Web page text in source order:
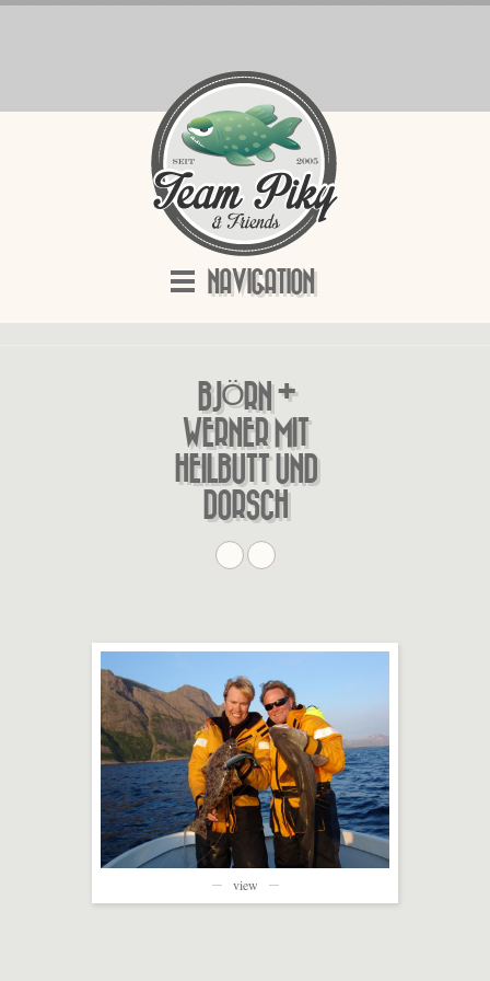
NAVIGATION
BJÖRN +
WERNER MIT
HEILBUTT UND
DORSCH
view